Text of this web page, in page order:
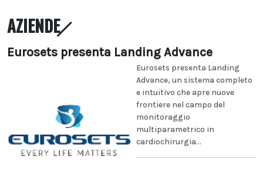
AZIENDE
Eurosets presenta Landing Advance
Eurosets presenta Landing
Advance, un sistema completo
e intuitivo che apre nuove
frontiere nel campo del
monitoraggio
multiparametrico in
cardiochirurgia...